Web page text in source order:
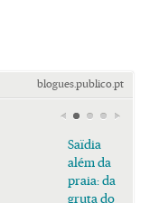
blogues.publico.pt
Saïdia
além da
praia: da
gruta do